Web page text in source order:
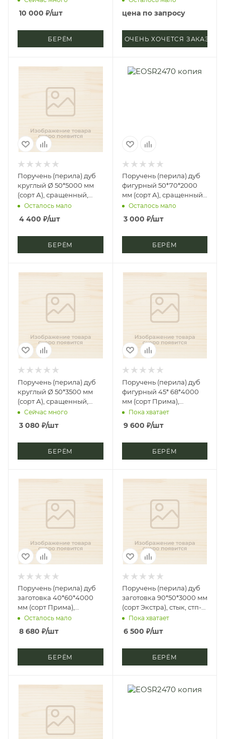
10 000 ₽/шт
БЕРЁМ
цена по запросу
ОЧЕНЬ ХОЧЕТСЯ ЗАКАЗАТЬ
Поручень (перила) дуб
круглый Ø 50*5000 мм
(сорт А), сращенный,
срп-2, д3
Осталось мало
4 400 ₽/шт
БЕРЁМ
Поручень (перила) дуб
фигурный 50*70*2000
мм (сорт А), сращенный,
срп-м, д3
Осталось мало
3 000 ₽/шт
БЕРЁМ
Поручень (перила) дуб
круглый Ø 50*3500 мм
(сорт А), сращенный,
срп-2, д3
Сейчас много
3 080 ₽/шт
БЕРЁМ
Поручень (перила) дуб
фигурный 45* 68*4000
мм (сорт Прима),
цельноламельный, цб-2,
Пока хватает
9 600 ₽/шт
БЕРЁМ
Поручень (перила) дуб
заготовка 40*60*4000
мм (сорт Прима),
цельноламельная, цб-2,
Осталось мало
8 680 ₽/шт
БЕРЁМ
Поручень (перила) дуб
заготовка 90*50*3000 мм
(сорт Экстра), стык, стп-
м, д3Пока хватает
6 500 ₽/шт
БЕРЁМ